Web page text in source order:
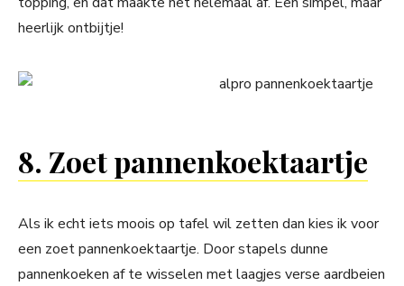
heerlijk ontbijtje!
8. Zoet pannenkoektaartje
Als ik echt iets moois op tafel wil zetten dan kies ik voor
een zoet pannenkoektaartje. Door stapels dunne
pannenkoeken af te wisselen met laagjes verse aardbeien